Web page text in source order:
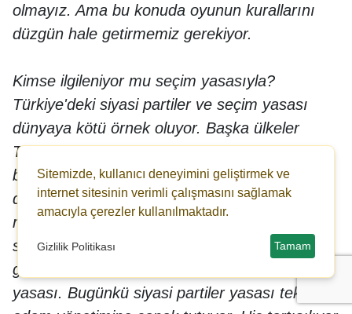
olmayız. Ama bu konuda oyunun kurallarını
düzgün hale getirmemiz gerekiyor.
Kimse ilgileniyor mu seçim yasasıyla?
Türkiye'deki siyasi partiler ve seçim yasası
dünyaya kötü örnek oluyor. Başka ülkeler
Türkiye'yi takip ediyorlar. Yüzde 10 diye bir
baraj olabilir mi? Ya da bu ittifaklar. İttifaklar
denilen şey ahlaksızlığı teşvik ediyor. Hodri
meydan bunları değiştirelim öyle gidelim
seçime. CHP uğraşıyor mu? Yok. Çünkü işine
geliyor CHP yönetiminin bugünkü siyasi partiler
yasası. Bugünkü siyasi partiler yasası tek
Sitemizde, kullanıcı deneyimini geliştirmek ve
internet sitesinin verimli çalışmasını sağlamak
amacıyla çerezler kullanılmaktadır.
Gizlilik Politikası Tamam